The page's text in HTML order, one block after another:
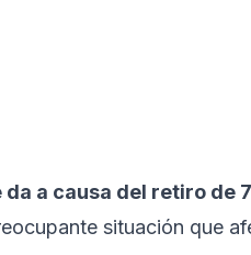
a causa del retiro de
situación que